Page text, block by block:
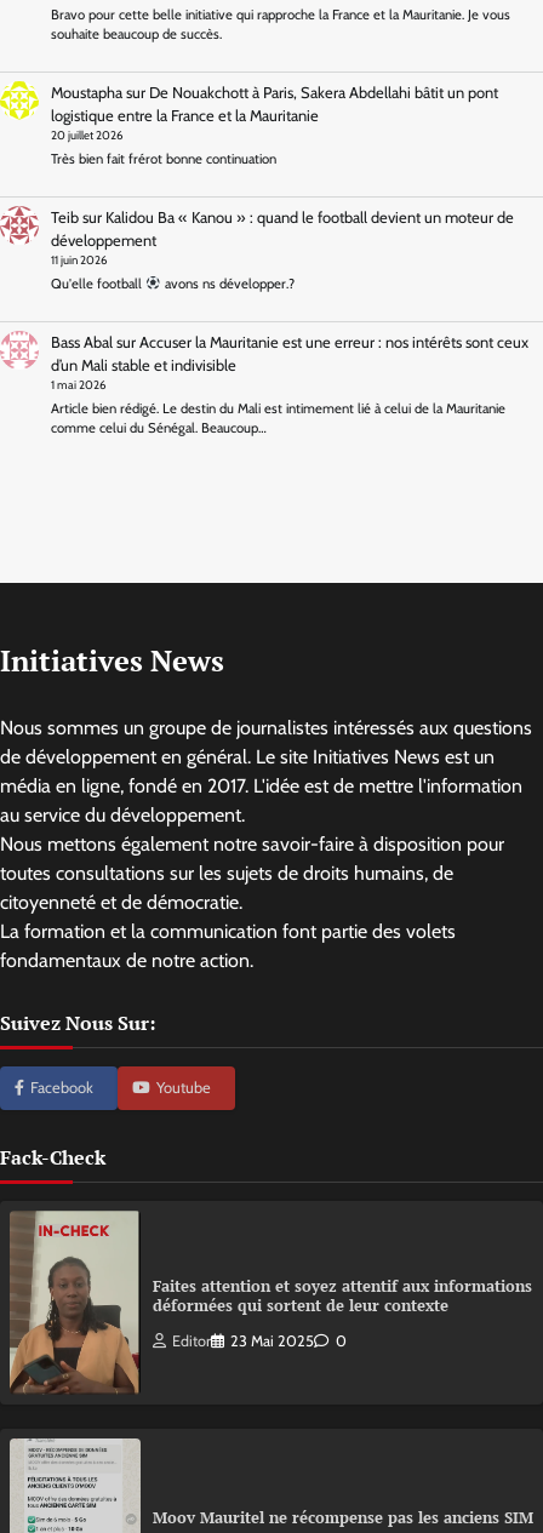
Bravo pour cette belle initiative qui rapproche la France et la Mauritanie. Je vous
souhaite beaucoup de succès.
Moustaphasur De Nouakchott à Paris, Sakera Abdellahi bâtit un pont
logistique entre la France et la Mauritanie
20 juillet 2026
Très bien fait frérot bonne continuation
Teibsur Kalidou Ba « Kanou » : quand le football devient un moteur de
développement
11 juin 2026
Qu'elle football avons ns développer.?
Bass Abal sur Accuser la Mauritanie est une erreur : nos intérêts sont ceux
d’un Mali stable et indivisible
1 mai 2026
Article bien rédigé. Le destin du Mali est intimement lié à celui de la Mauritanie
comme celui du Sénégal. Beaucoup…
Initiatives News
Nous sommes un groupe de journalistes intéressés aux questions
de développement en général. Le site Initiatives News est un
média en ligne, fondé en 2017. L'idée est de mettre l'information
au service du développement.
Nous mettons également notre savoir-faire à disposition pour
toutes consultations sur les sujets de droits humains, de
citoyenneté et de démocratie.
La formation et la communication font partie des volets
fondamentaux de notre action.
Suivez Nous Sur:
Facebook Youtube
Fack-Check
Faites attention et soyez attentif aux informations
déformées qui sortent de leur contexte
Editor 23 Mai 2025 0
Moov Mauritel ne récompense pas les anciens SIM